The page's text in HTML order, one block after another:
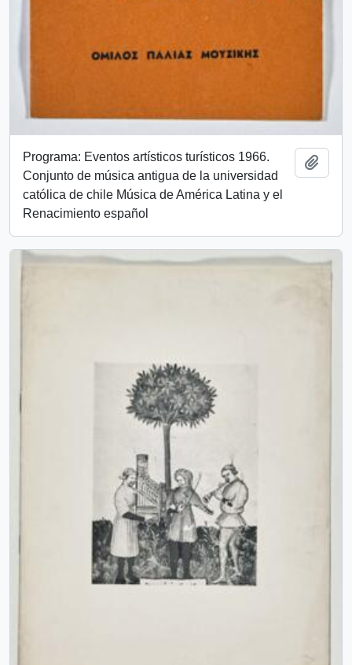
Programa: Eventos artísticos turísticos 1966.
Conjunto de música antigua de la universidad
católica de chile Música de América Latina y el
Renacimiento español